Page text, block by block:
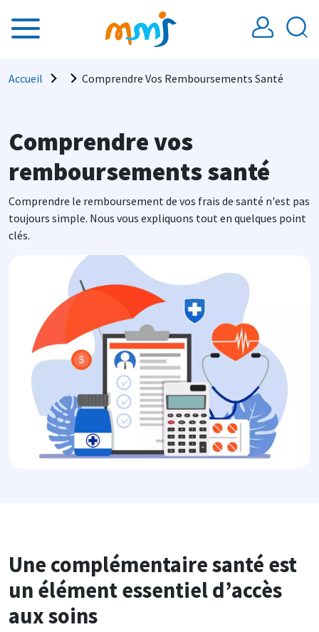
Fil d'Ariane
Accueil Comprendre Vos Remboursements Santé
Comprendre vos
remboursements santé
Comprendre le remboursement de vos frais de santé n'est pas
toujours simple. Nous vous expliquons tout en quelques point
clés.
Une complémentaire santé est
un élément essentiel d’accès
aux soins